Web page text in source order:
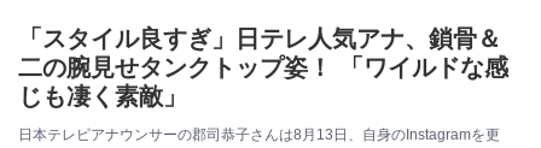
「スタイル良すぎ」日テレ人気アナ、鎖骨＆
二の腕見せタンクトップ姿！ 「ワイルドな感
じも凄く素敵」
日本テレビアナウンサーの郡司恭子さんは8月13日、自身のInstagramを更